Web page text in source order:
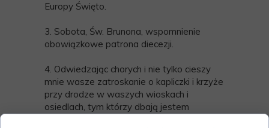
Europy Święto.
3. Sobota, Św. Brunona, wspomnienie
obowiązkowe patrona diecezji.
4. Odwiedzając chorych i nie tylko cieszy
mnie wasze zatroskanie o kapliczki i krzyże
przy drodze w waszych wioskach i
osiedlach, tym którzy dbają jestem